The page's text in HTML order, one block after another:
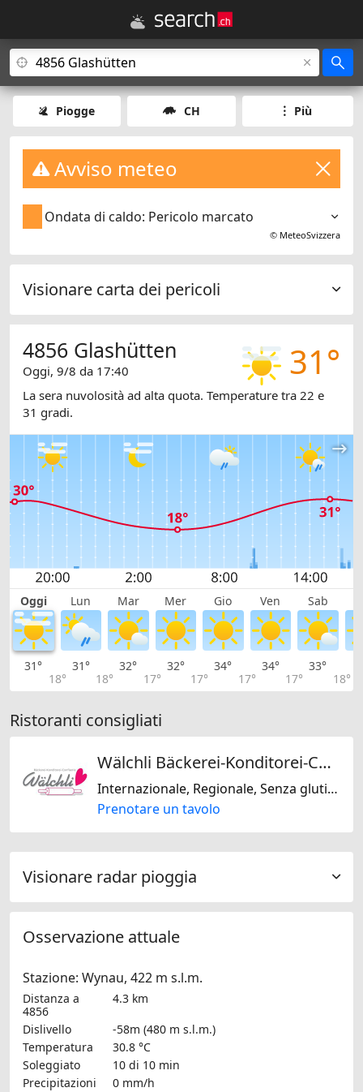
Piogge CH Più
Avviso meteo
Ondata di caldo: Pericolo marcato
© MeteoSvizzera
Visionare carta dei pericoli
31°
4856 Glashütten
Oggi, 9/8 da 17:40
La sera nuvolosità ad alta quota. Temperature tra 22 e
31 gradi.
Oggi Lun Mar Mer Gio Ven Sab
31°
18°
31°
18°
32°
17°
32°
17°
34°
17°
34°
17°
33°
18°
Ristoranti consigliati
Wälchli Bäckerei-Konditorei-Confiserie GmbH
Internazionale, Regionale, Senza glutine
Prenotare un tavolo
Visionare radar pioggia
Osservazione attuale
Stazione: Wynau, 422 m s.l.m.
Distanza a
4856
4.3 km
Dislivello
-58m (480 m s.l.m.)
Temperatura
30.8 °C
Soleggiato
10 di 10 min
Precipitazioni
0 mm/h